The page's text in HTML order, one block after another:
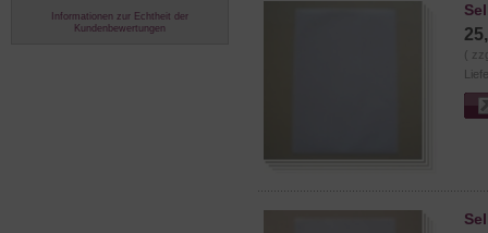
Informationen zur Echtheit der
Kundenbewertungen
(